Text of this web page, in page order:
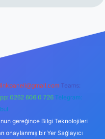
Teams:
0262 606 0 726 Telegram:
gereğince Bilgi Teknolojileri
onaylanmış bir Yer Sağlayıcı